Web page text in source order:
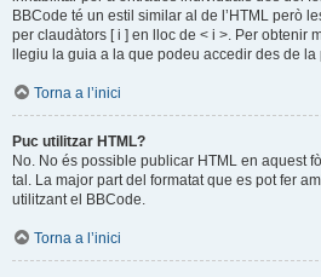
BBCode té un estil similar al de l’HTML però
per claudàtors [ i ] en lloc de < i >. Per obtenir
llegiu la guia a la que podeu accedir des de
Torna a l’inici
Puc utilitzar HTML?
No. No és possible publicar HTML en aquest
tal. La major part del formatat que es pot fer
utilitzant el BBCode.
Torna a l’inici